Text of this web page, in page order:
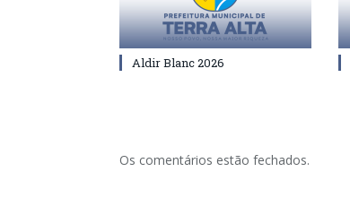
Aldir Blanc 2026
Os comentários estão fechados.